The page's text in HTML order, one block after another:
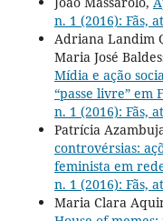
n. 1 (2016): Fãs,
Adriana Landim
Maria José
Mídia e ação
“passe livre” em
n. 1 (2016): Fãs,
Patrícia
controvérsias:
feminista em
n. 1 (2016): Fãs,
Maria Clara